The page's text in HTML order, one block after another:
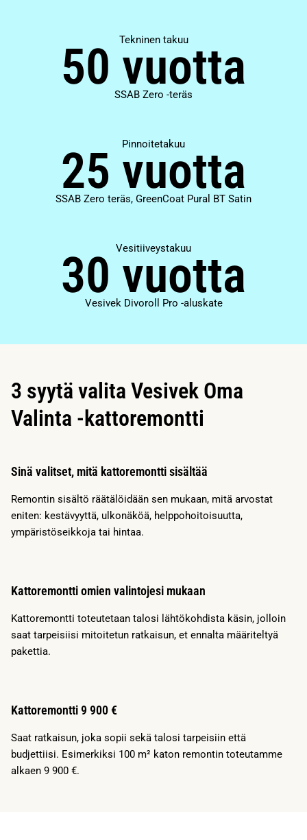
Tekninen takuu
50 vuotta
SSAB Zero -teräs
Pinnoitetakuu
25 vuotta
SSAB Zero teräs, GreenCoat Pural BT Satin
Vesitiiveystakuu
30 vuotta
Vesivek Divoroll Pro -aluskate
3 syytä valita Vesivek Oma
Valinta -kattoremontti
Sinä valitset, mitä kattoremontti sisältää
Remontin sisältö räätälöidään sen mukaan, mitä arvostat
eniten: kestävyyttä, ulkonäköä, helppohoitoisuutta,
ympäristöseikkoja tai hintaa.
Kattoremontti omien valintojesi mukaan
Kattoremontti toteutetaan talosi lähtökohdista käsin, jolloin
saat tarpeisiisi mitoitetun ratkaisun, et ennalta määriteltyä
pakettia.
Kattoremontti 9 900 €
Saat ratkaisun, joka sopii sekä talosi tarpeisiin että
budjettiisi. Esimerkiksi 100 m² katon remontin toteutamme
alkaen 9 900 €.